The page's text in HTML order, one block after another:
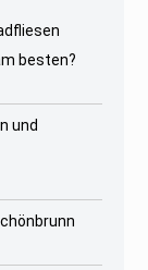
besten?
und